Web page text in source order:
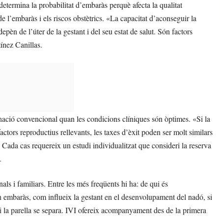
la probabilitat d’embaràs perquè afecta la qualitat
i els riscos obstètrics. «La capacitat d’aconseguir la
de l’úter de la gestant i del seu estat de salut. Són factors
Canillas.
convencional quan les condicions clíniques són òptimes. «Si la
reproductius rellevants, les taxes d’èxit poden ser molt similars
cas requereix un estudi individualitzat que consideri la reserva
i familiars. Entre les més freqüents hi ha: de qui és
com influeix la gestant en el desenvolupament del nadó, si
parella se separa. IVI ofereix acompanyament des de la primera